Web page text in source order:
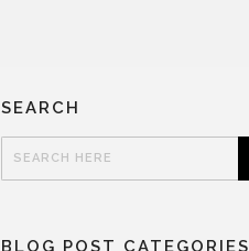
SEARCH
BLOG POST CATEGORIES